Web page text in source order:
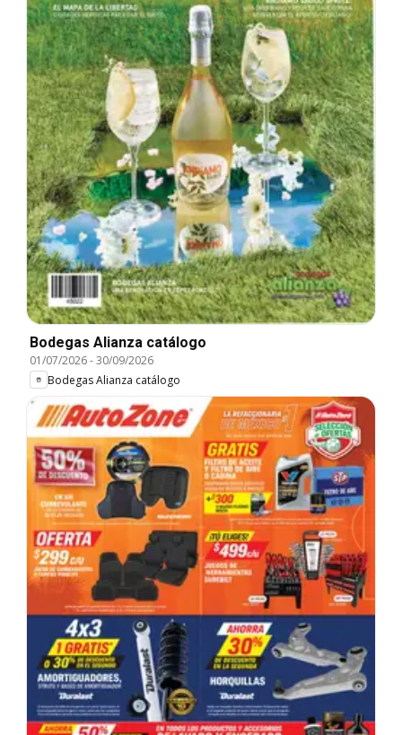
Bodegas Alianza catálogo
01/07/2026-30/09/2026
Bodegas Alianza catálogo